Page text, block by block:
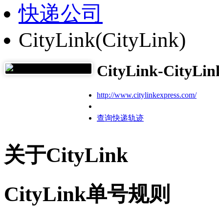
快递公司
CityLink(CityLink)
CityLink-
http://www.citylinkexpress.com/
查询快递轨迹
关于CityLink
CityLink单号规则